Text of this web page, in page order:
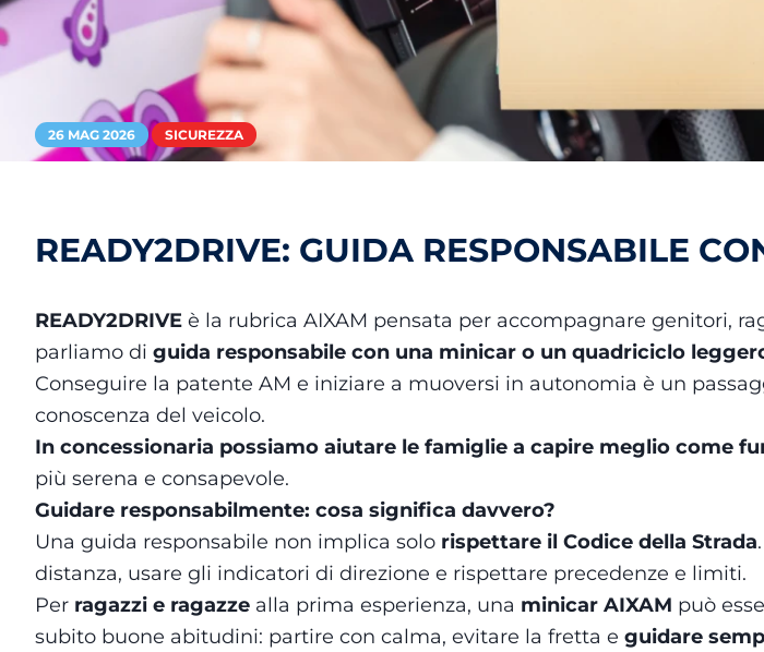
26 MAG 2026 SICUREZZA
READY2DRIVE: GUIDA RESPONSABILE
READY2DRIVE è la rubrica AIXAM pensata per accompagnare genitori,
parliamo di guida responsabile con una minicar o un quadriciclo
Conseguire la patente AM e iniziare a muoversi in autonomia è un
conoscenza del veicolo.
In concessionaria possiamo aiutare le famiglie a capire meglio come
più serena e consapevole.
Guidare responsabilmente: cosa significa davvero?
Una guida responsabile non implica solo rispettare il Codice della Strada
distanza, usare gli indicatori di direzione e rispettare precedenze e limiti.
Per ragazzi e ragazze alla prima esperienza, una minicar AIXAM può
subito buone abitudini: partire con calma, evitare la fretta e guidare